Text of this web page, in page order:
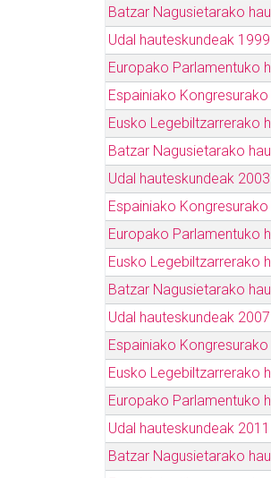
Batzar Nagusietarako
Udal hauteskundeak 1999
Europako Parlamentuko
Espainiako
Eusko Legebiltzarrerako
Batzar Nagusietarako
Udal hauteskundeak 2003
Espainiako
Europako Parlamentuko
Eusko Legebiltzarrerako
Batzar Nagusietarako
Udal hauteskundeak 2007
Espainiako
Eusko Legebiltzarrerako
Europako Parlamentuko
Udal hauteskundeak 2011
Batzar Nagusietarako